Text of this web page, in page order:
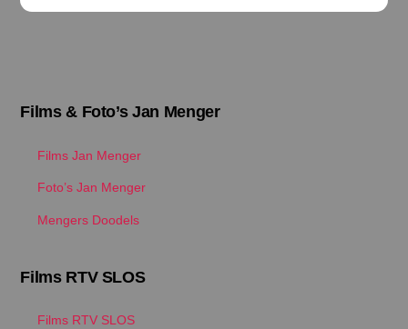
Films & Foto’s Jan Menger
Films Jan Menger
Foto’s Jan Menger
Mengers Doodels
Films RTV SLOS
Films RTV SLOS